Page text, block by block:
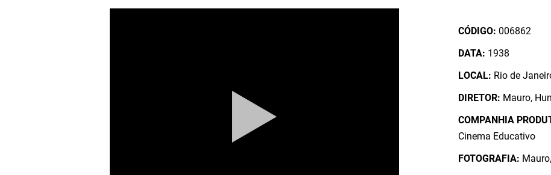
CÓDIGO: 006862
DATA: 1938
LOCAL: Rio de
DIRETOR: Mauro,
COMPANHIA
Cinema Educativo
FOTOGRAFIA: